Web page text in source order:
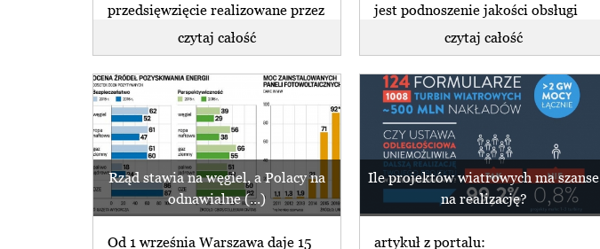
przedsięwzięcie realizowane przez
czytaj całość
jest podnoszenie jakości obsługi
czytaj całość
Rząd stawia na węgiel, a Polacy na
odnawialne (...)
Od 1 września Warszawa daje 15
Ile projektów wiatrowych ma szanse
na realizację?
artykuł z portalu: